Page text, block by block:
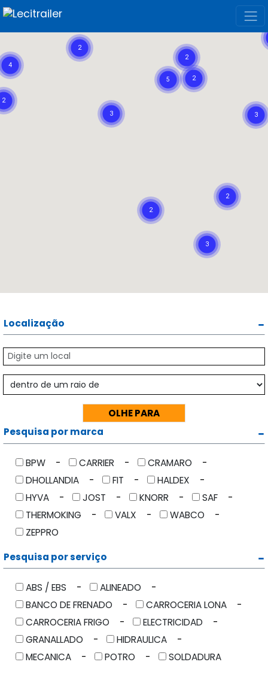
Localização
Pesquisa por marca
BPW CARRIER
CRAMARO
DHOLLANDIA
FIT
HALDEX
HYVA
JOST KNORR
SAF
THERMOKING
VALX
WABCO
ZEPPRO
Pesquisa por serviço
ABS / EBS
ALINEADO
BANCO DE FRENADO
CARROCERIA LONA
CARROCERIA FRIGO
ELECTRICIDAD
GRANALLADO
HIDRAULICA
MECANICA
POTRO
SOLDADURA